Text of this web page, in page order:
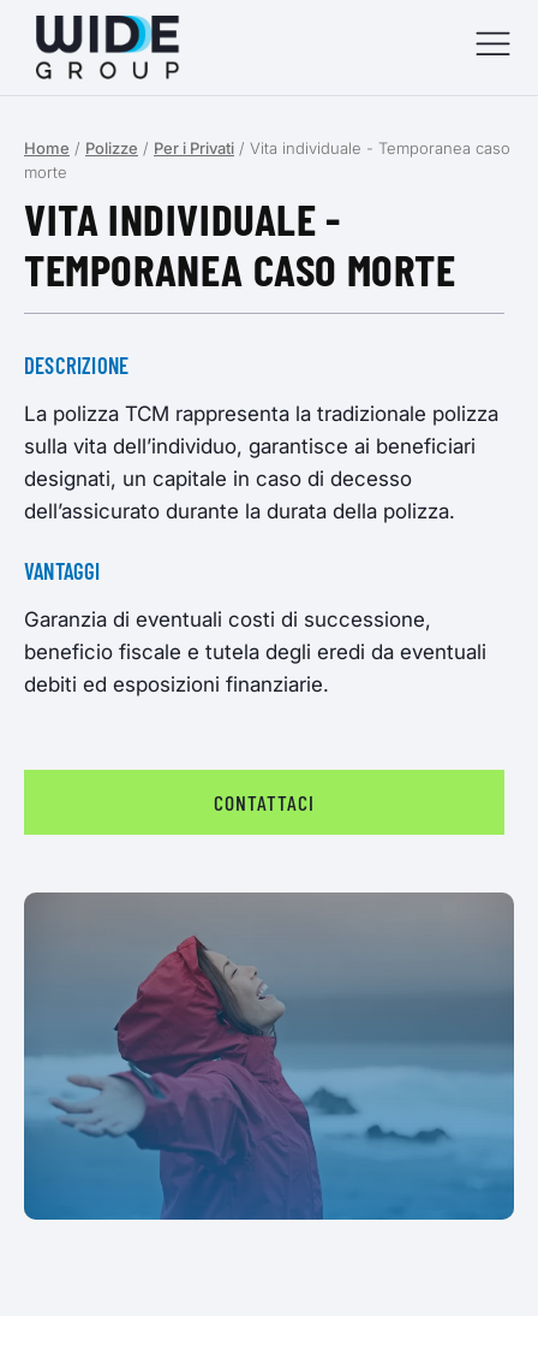
Home / Polizze / Per i Privati / Vita individuale - Temporanea caso
morte
VITA INDIVIDUALE -
TEMPORANEA CASO MORTE
DESCRIZIONE
La polizza TCM rappresenta la tradizionale polizza
sulla vita dell’individuo, garantisce ai beneficiari
designati, un capitale in caso di decesso
dell’assicurato durante la durata della polizza.
VANTAGGI
Garanzia di eventuali costi di successione,
beneficio fiscale e tutela degli eredi da eventuali
debiti ed esposizioni finanziarie.
CONTATTACI